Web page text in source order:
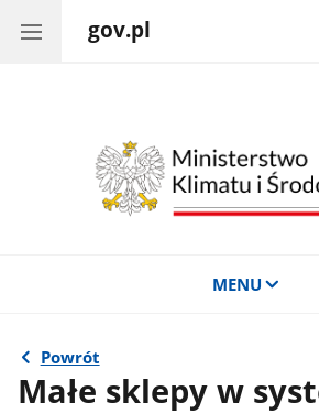
gov.pl
MENU
Powrót
Małe sklepy w